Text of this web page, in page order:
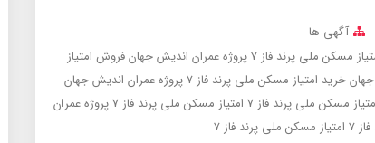
آگهی ها
ملی پرند فاز 7 پروژه عمران اندیش جهان
فروش امتیاز
خرید امتیاز مسکن ملی پرند فاز 7 پروژه عمران اندیش جهان
مسکن ملی پرند فاز 7
امتیاز مسکن ملی پرند فاز 7 پروژه عمران
7 امتیاز مسکن ملی پرند فاز 7